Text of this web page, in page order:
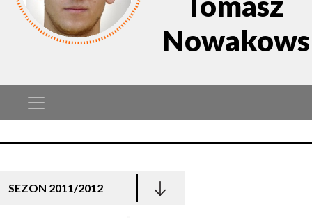
SEZON 2011/2012